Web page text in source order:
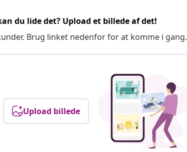
du lide det? Upload et billede af det!
Brug linket nedenfor for at komme i gang.
Upload billede